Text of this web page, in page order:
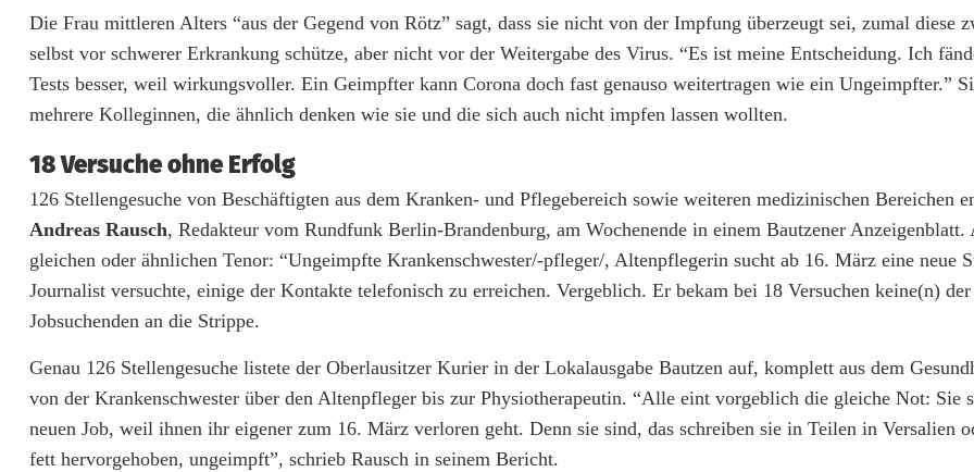
Die Frau mittleren Alters “aus der Gegend von Rötz” sagt, dass sie nicht von der Impfung überzeugt sei, zumal diese
selbst vor schwerer Erkrankung schütze, aber nicht vor der Weitergabe des Virus. “Es ist meine Entscheidung. Ich
Tests besser, weil wirkungsvoller. Ein Geimpfter kann Corona doch fast genauso weitertragen wie ein Ungeimpfter.”
mehrere Kolleginnen, die ähnlich denken wie sie und die sich auch nicht impfen lassen wollten.
18 Versuche ohne Erfolg
126 Stellengesuche von Beschäftigten aus dem Kranken- und Pflegebereich sowie weiteren medizinischen Bereichen
Andreas Rausch, Redakteur vom Rundfunk Berlin-Brandenburg, am Wochenende in einem Bautzener
gleichen oder ähnlichen Tenor: “Ungeimpfte Krankenschwester/-pfleger/, Altenpflegerin sucht ab 16. März eine neue
Journalist versuchte, einige der Kontakte telefonisch zu erreichen. Vergeblich. Er bekam bei 18 Versuchen keine(n)
Jobsuchenden an die Strippe.
Genau 126 Stellengesuche listete der Oberlausitzer Kurier in der Lokalausgabe Bautzen auf, komplett aus dem
von der Krankenschwester über den Altenpfleger bis zur Physiotherapeutin. “Alle eint vorgeblich die gleiche Not: Sie
neuen Job, weil ihnen ihr eigener zum 16. März verloren geht. Denn sie sind, das schreiben sie in Teilen in Versalien
fett hervorgehoben, ungeimpft”, schrieb Rausch in seinem Bericht.